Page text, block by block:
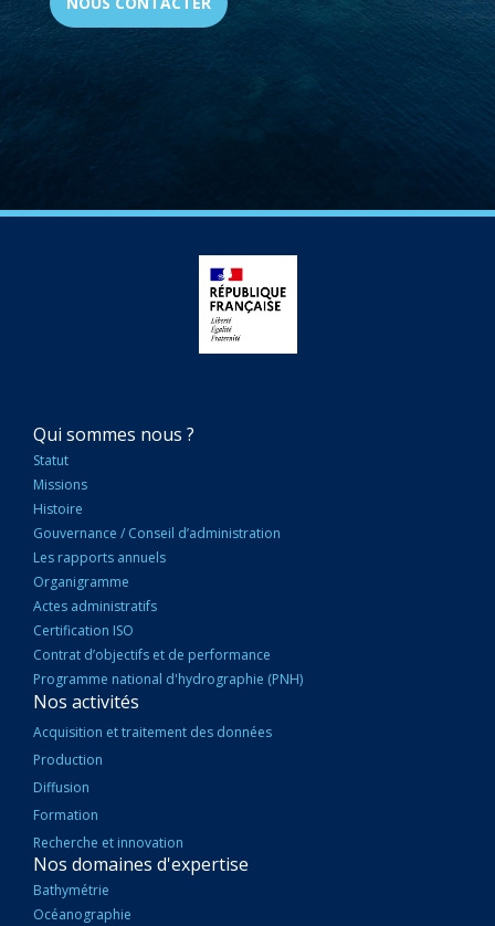
NAVIGATION
PRINCIPALE
Qui sommes nous ?
Statut
Missions
Histoire
Gouvernance / Conseil d’administration
Les rapports annuels
Organigramme
Actes administratifs
Certification ISO
Contrat d’objectifs et de performance
Programme national d'hydrographie (PNH)
Nos activités
Acquisition et traitement des données
Production
Diffusion
Formation
Recherche et innovation
Nos domaines d'expertise
Bathymétrie
Océanographie